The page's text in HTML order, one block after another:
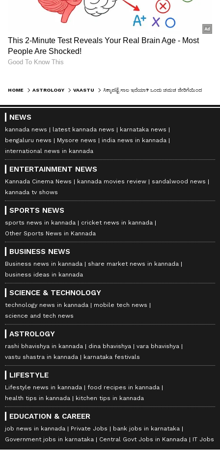
HOME ASTROLOGY VAASTU
NEWS
kannada news latest kannada news
karnataka news
bengaluru news
Mysore news
india news in kannada
international news in kannada
ENTERTAINMENT NEWS
Kannada Cinema News kannada movies review
sandalwood news
kannada tv shows
SPORTS NEWS
sports news in kannada
cricket news in kannada
Other Sports News in Kannada
BUSINESS NEWS
Business news in kannada
share market news in kannada
business ideas in kannada
SCIENCE & TECHNOLOGY
technology news in kannada
mobile tech news
science and tech news
ASTROLOGY
rashi bhavishya in kannada dina bhavishya
vara bhavishya
vastu shastra in kannada
karnataka festivals
LIFESTYLE
Lifestyle news in kannada
food recipes in kannada
health tips in kannada
kitchen tips in kannada
EDUCATION & CAREER
job news in kannada Private Jobs
bank jobs in karnataka
Government jobs in karnataka
Central Govt Jobs in Kannada IT Jobs